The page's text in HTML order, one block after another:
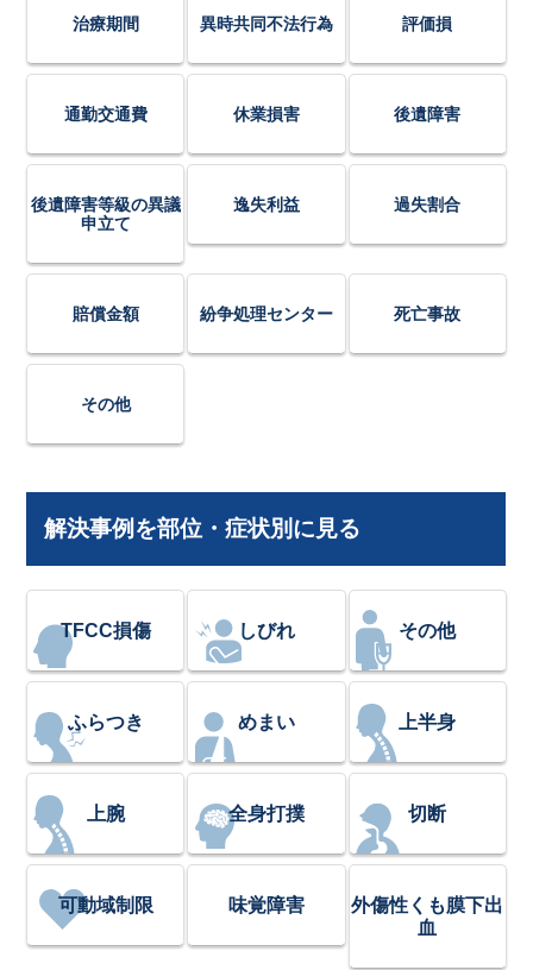
治療期間 異時共同不法行為 評価損
通勤交通費 休業損害 後遺障害
後遺障害等級の異議
申立て
逸失利益 過失割合
賠償金額 紛争処理センター 死亡事故
その他
解決事例を部位・症状別に見る
TFCC損傷 しびれ その他
ふらつき めまい 上半身
上腕 全身打撲 切断
可動域制限 味覚障害
外傷性くも膜下出
血